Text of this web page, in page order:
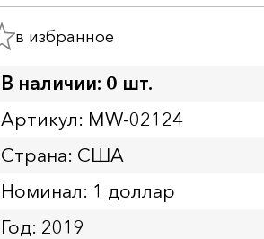
в избранное
В наличии: 0 шт.
Артикул: MW-02124
Страна: США
Номинал: 1 доллар
Год: 2019